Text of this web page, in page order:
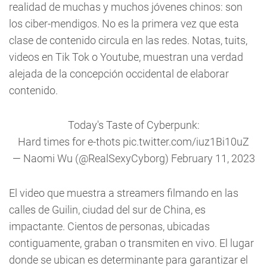
realidad de muchas y muchos jóvenes chinos: son
los ciber-mendigos. No es la primera vez que esta
clase de contenido circula en las redes. Notas, tuits,
videos en Tik Tok o Youtube, muestran una verdad
alejada de la concepción occidental de elaborar
contenido.
Today's Taste of Cyberpunk:
Hard times for e-thots pic.twitter.com/iuz1Bi10uZ
— Naomi Wu (@RealSexyCyborg) February 11, 2023
El video que muestra a streamers filmando en las
calles de Guilin, ciudad del sur de China, es
impactante. Cientos de personas, ubicadas
contiguamente, graban o transmiten en vivo. El lugar
donde se ubican es determinante para garantizar el